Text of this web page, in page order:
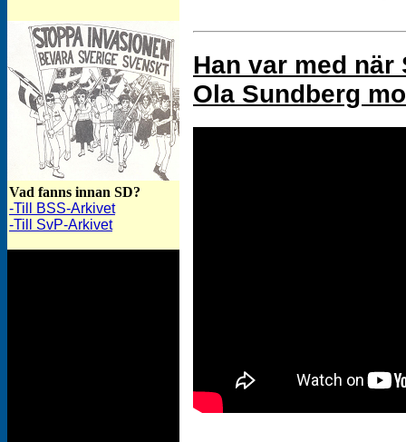
Vad fanns innan SD?
-Till BSS-Arkivet
-Till SvP-Arkivet
Han var med när
Ola Sundberg